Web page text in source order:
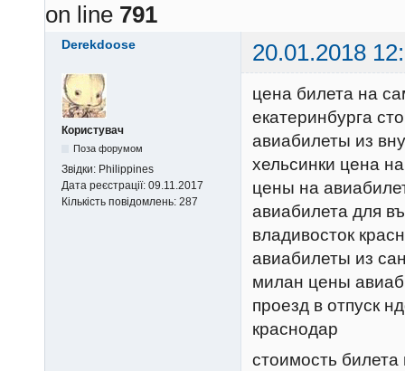
on line 791
Derekdoose 20.01.2018
Користувач
Поза форумом
Звідки: Philippines
Дата реєстрації: 09.11.2017
Кількість повідомлень: 287
цена билета на
екатеринбурга
авиабилеты из
хельсинки цена
цены на
авиабилета для
владивосток
авиабилеты из
милан цены
проезд в отпуск
краснодар
стоимость